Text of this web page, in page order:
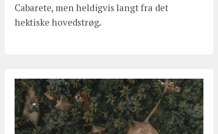
Cabarete, men heldigvis langt fra det
hektiske hovedstrøg.